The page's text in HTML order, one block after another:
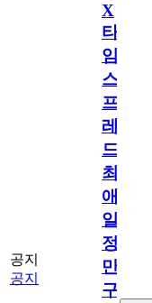
공지
공지
X
타
임
스
프
레
드]
최
애
일
정
만
구